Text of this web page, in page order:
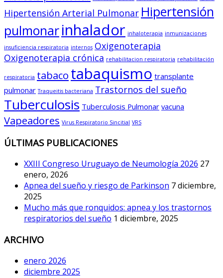
Hipertensión Arterial Pulmonar Hipertensión
pulmonarinhalador inhaloterapia inmunizaciones
insuficiencia respiratoria internos Oxigenoterapia
Oxigenoterapia crónica rehabilitacion respiratoria rehabilitación
respiratoria tabaco tabaquismo transplante
pulmonar Traqueitis bacteriana Trastornos del sueño
Tuberculosis Tuberculosis Pulmonar vacuna
Vapeadores Virus Respiratorio Sincitial VRS
ÚLTIMAS PUBLICACIONES
XXIII Congreso Uruguayo de Neumología 2026 27
enero, 2026
Apnea del sueño y riesgo de Parkinson 7 diciembre,
2025
Mucho más que ronquidos: apnea y los trastornos
respiratorios del sueño 1 diciembre, 2025
ARCHIVO
enero 2026
diciembre 2025